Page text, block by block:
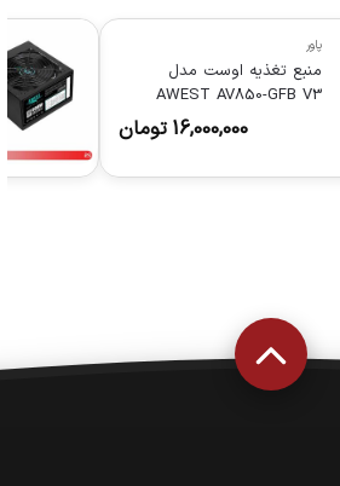
پاور
منبع تغذیه اوست مدل
AWEST AV850-GFB V3
16,000,000 تومان